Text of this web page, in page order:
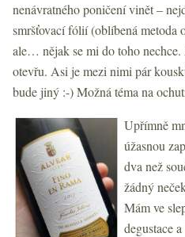
nenávratného poničení vinět –
smršťovací fólií (oblíbená
ale… nějak se mi do toho
otevřu. Asi je mezi nimi pár
bude jiný :-) Možná téma na
Upřímně
úžasnou
dva než
žádný
Mám ve
degustace